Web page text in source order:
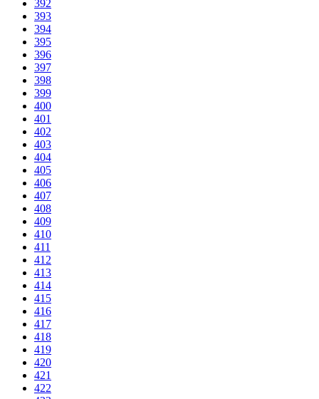
392
393
394
395
396
397
398
399
400
401
402
403
404
405
406
407
408
409
410
411
412
413
414
415
416
417
418
419
420
421
422